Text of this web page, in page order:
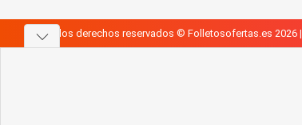
Todos los derechos reservados © Folletosofertas.es 2026 |